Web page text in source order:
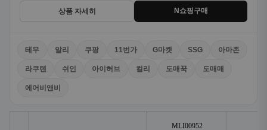
상품 자세히 N쇼핑구매
테무 알리 쿠팡 11번가 G마켓 SSG 아마존
라쿠텐 쉬인 아이허브 컬리 도매꾹 도매매
에어비앤비